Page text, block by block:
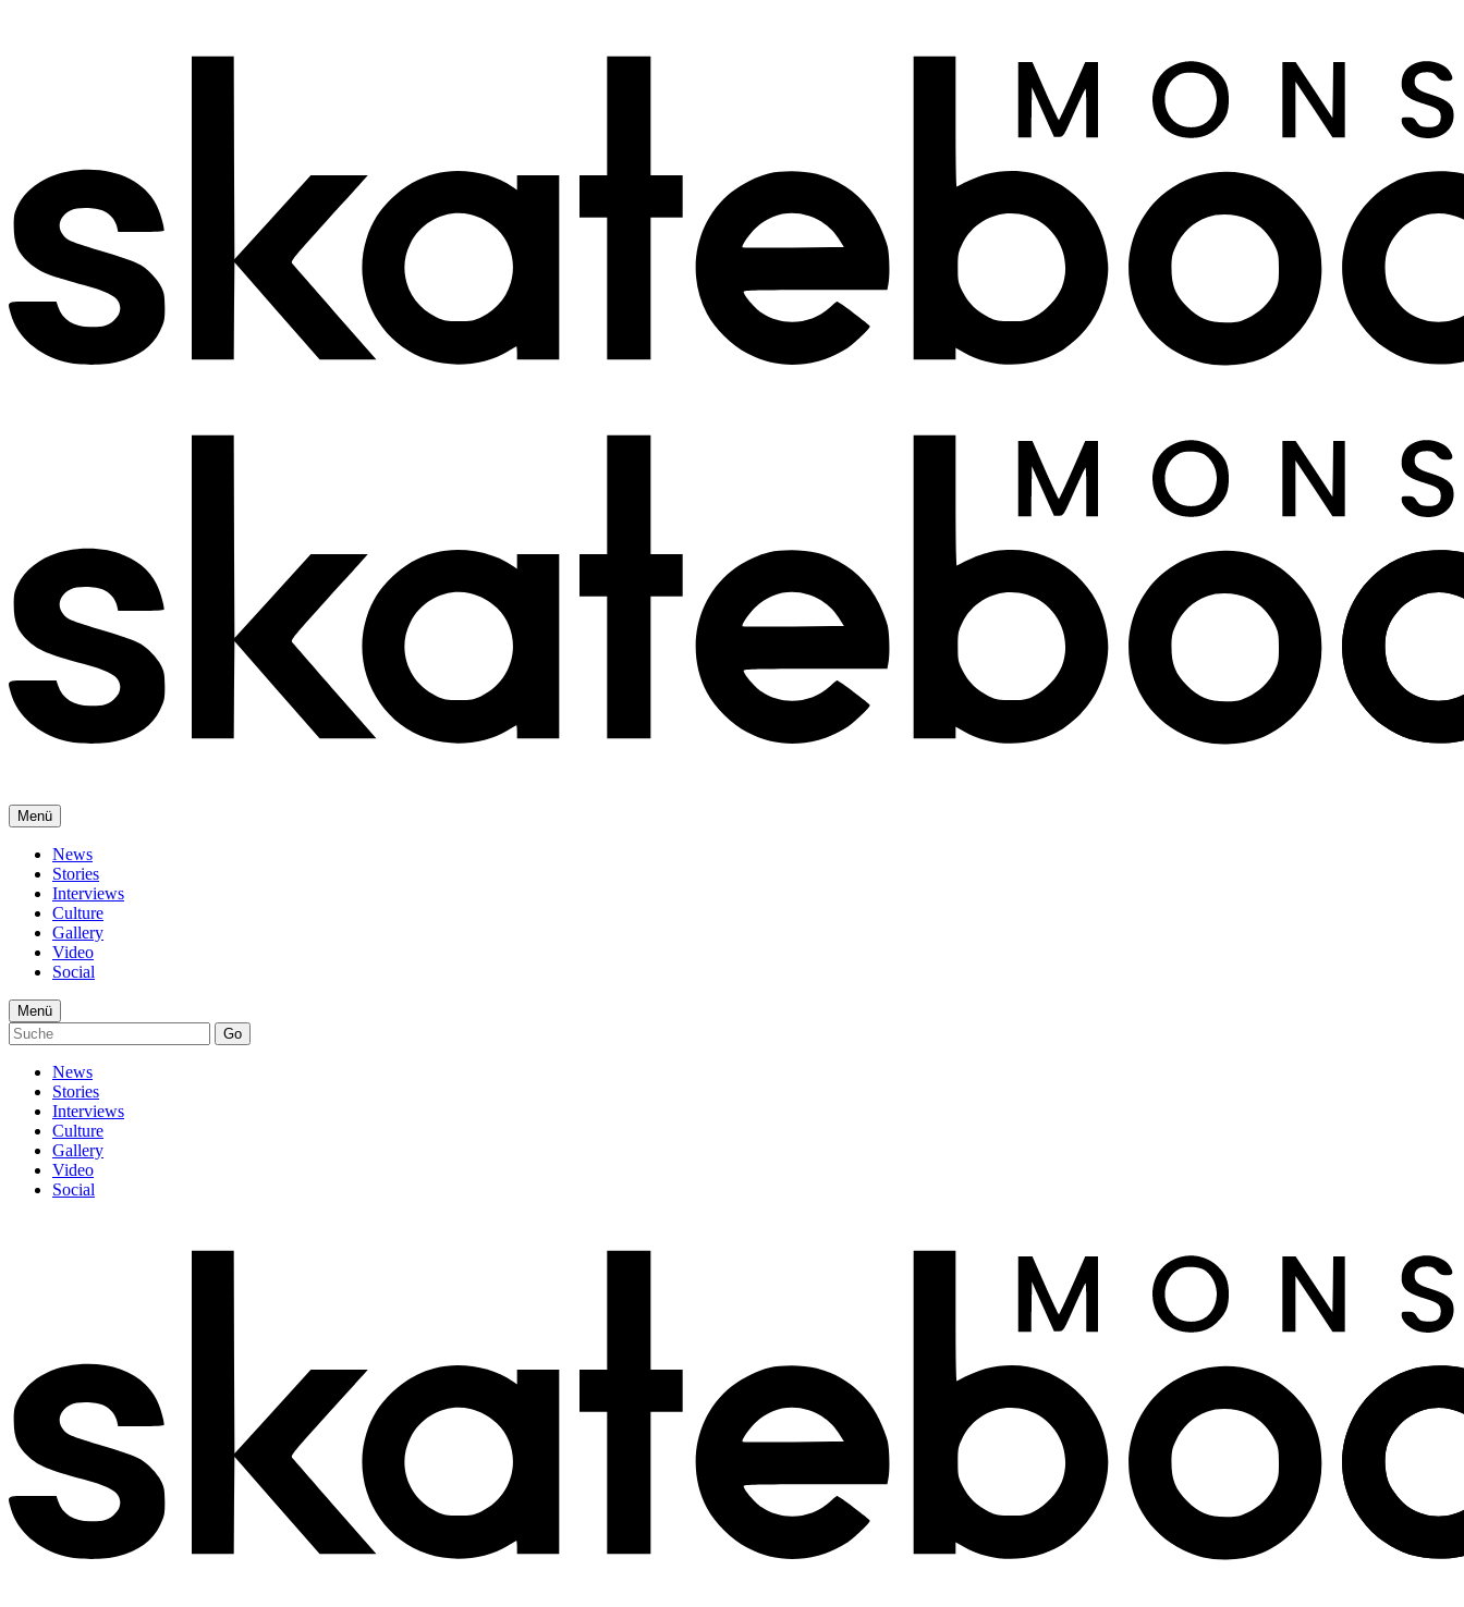
Menü
News
Stories
Interviews
Culture
Gallery
Video
Social
Menü
Go
News
Stories
Interviews
Culture
Gallery
Video
Social